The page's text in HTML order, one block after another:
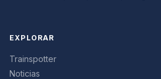
EXPLORAR
Trainspotter
Noticias